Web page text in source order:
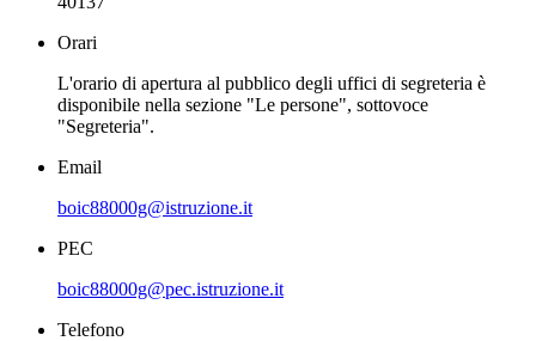
Orari
L'orario di apertura al pubblico degli uffici di segreteria è
disponibile nella sezione "Le persone", sottovoce
"Segreteria".
Email
boic88000g@istruzione.it
PEC
boic88000g@pec.istruzione.it
Telefono